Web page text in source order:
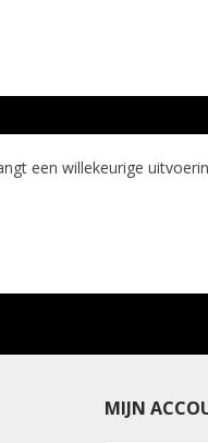
een willekeurige
MIJN